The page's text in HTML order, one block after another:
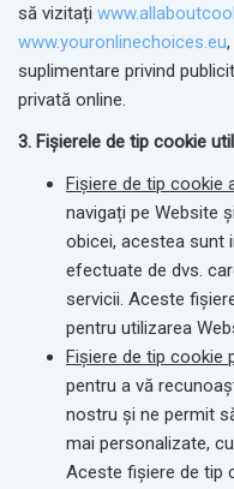
să vizitați
www.youronlinechoices.eu
suplimentare privind
privată online.
3. Fișierele de tip cookie
Fișiere de tip cookie
navigați pe Website
obicei, acestea sunt
efectuate de dvs.
servicii. Aceste
pentru utilizarea
Fișiere de tip cookie
pentru a vă
nostru și ne permit
mai personalizate,
Aceste fișiere de tip